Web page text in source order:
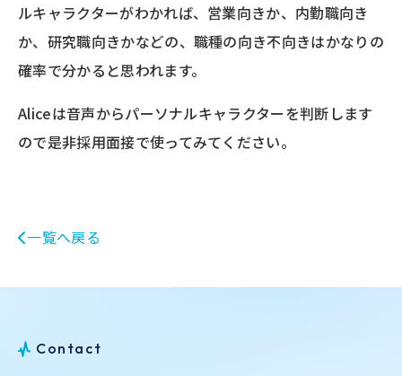
ルキャラクターがわかれば、営業向きか、内勤職向き
か、研究職向きかなどの、職種の向き不向きはかなりの
確率で分かると思われます。
Aliceは音声からパーソナルキャラクターを判断します
ので是非採用面接で使ってみてください。
一覧へ戻る
Con ta ct